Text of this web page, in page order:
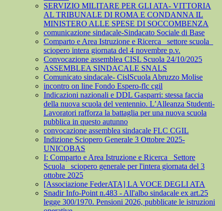
SERVIZIO MILITARE PER GLI ATA- VITTORIA
AL TRIBUNALE DI ROMA E CONDANNA IL
MINISTERO ALLE SPESE DI SOCCOMBENZA
comunicazione sindacale-Sindacato Sociale di Base
Comparto e Area Istruzione e Ricerca_ settore scuola_
sciopero intera giornata del 4 novembre p.v.
Convocazione assemblea CISL Scuola 24/10/2025
ASSEMBLEA SINDACALE SNALS
Comunicato sindacale- CislScuola Abruzzo Molise
incontro on line Fondo Espero-flc cgil
Indicazioni nazionali e DDL Gasparri: stessa faccia
della nuova scuola del ventennio. L’Alleanza Studenti-
Lavoratori rafforza la battaglia per una nuova scuola
pubblica in questo autunno
convocazione assemblea sindacale FLC CGIL
Indizione Sciopero Generale 3 Ottobre 2025-
UNICOBAS
I: Comparto e Area Istruzione e Ricerca_ Settore
Scuola_ sciopero generale per l'intera giornata del 3
ottobre 2025
[Associazione FederATA] LA VOCE DEGLI ATA
Snadir Info-Point n.483 - All'albo sindacale ex art.25
legge 300/1970. Pensioni 2026, pubblicate le istruzioni